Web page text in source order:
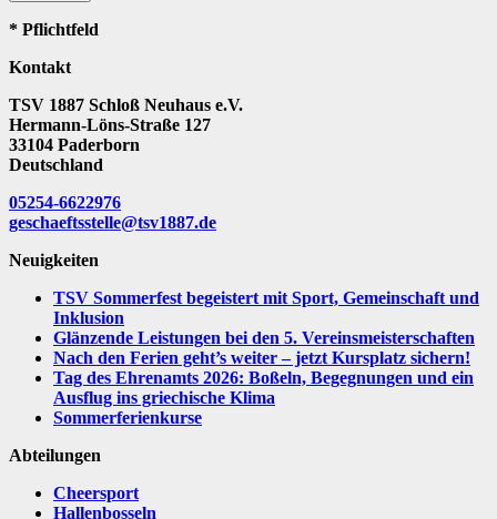
* Pflichtfeld
Kontakt
TSV 1887 Schloß Neuhaus e.V.
Hermann-Löns-Straße 127
33104 Paderborn
Deutschland
05254-6622976
geschaeftsstelle@tsv1887.de
Neuigkeiten
TSV Sommerfest begeistert mit Sport, Gemeinschaft und
Inklusion
Glänzende Leistungen bei den 5. Vereinsmeisterschaften
Nach den Ferien geht’s weiter – jetzt Kursplatz sichern!
Tag des Ehrenamts 2026: Boßeln, Begegnungen und ein
Ausflug ins griechische Klima
Sommerferienkurse
Abteilungen
Cheersport
Hallenbosseln